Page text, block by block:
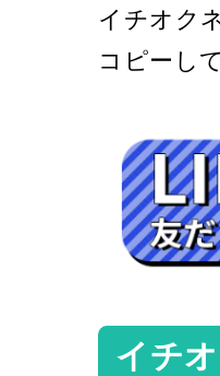
イチオク
コピーし
イチ